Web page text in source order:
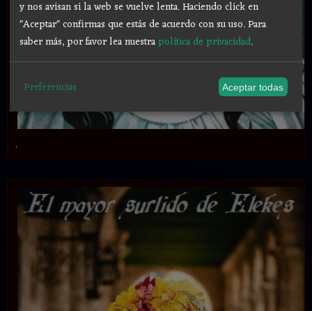
.
y nos avisan si la web se vuelve lenta. Haciendo click en
"Aceptar" confirmas que estás de acuerdo con su uso.Para
saber más, por favor lea nuestrapolítica de privacidad.
Preferencias Aceptar todas